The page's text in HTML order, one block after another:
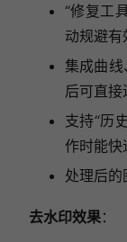
“修复工
动规避有
集成曲
后可直接
支持“历
作时能快
处理后的
去水印效果：